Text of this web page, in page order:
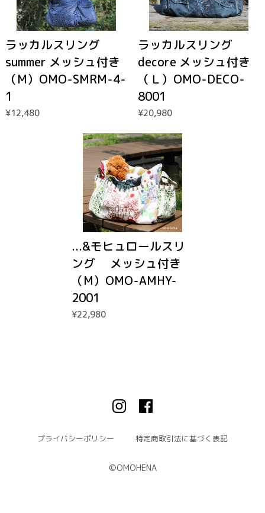
ラッカルスリング
summer メッシュ付き
（M）OMO-SMRM-4-
1
¥12,480
ラッカルスリング
decore メッシュ付き
（Ｌ）OMO-DECO-
8001
¥20,980
...&モヒュロールスリ
ング メッシュ付き
（M）OMO-AMHY-
2001
¥22,980
プライバシーポリシー 特定商取引法に基づく表記
©︎OMOHENA